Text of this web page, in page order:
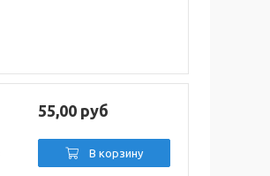
55,00 руб
В корзину